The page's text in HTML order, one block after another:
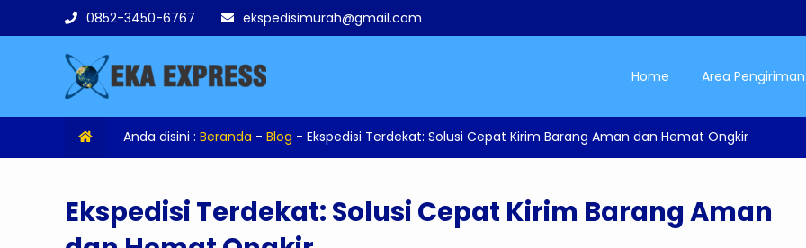
0852-3450-6767 ekspedisimurah@gmail.com
Home Area Pengiriman
Anda disini : Beranda - Blog - Ekspedisi Terdekat: Solusi Cepat Kirim Barang Aman dan Hemat Ongkir
Ekspedisi Terdekat: Solusi Cepat Kirim Barang Aman